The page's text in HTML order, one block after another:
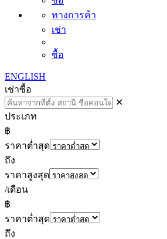
ทางการค้า
เช่า
ซื้อ
ENGLISH
เช่าซื้อ
✕
ประเภท
฿
ราคาต่ำสุด
ถึง
ราคาสูงสุด
/เดือน
฿
ราคาต่ำสุด
ถึง